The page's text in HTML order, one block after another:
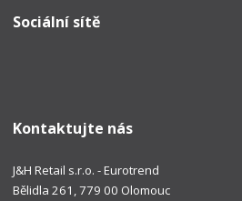
Sociální sítě
Kontaktujte nás
J&H Retail s.r.o. - Eurotrend
Bělidla 261, 779 00 Olomouc